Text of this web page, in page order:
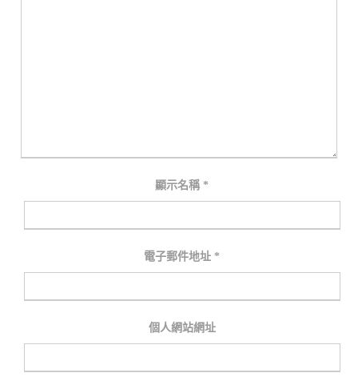
顯示名稱 *
電子郵件地址 *
個人網站網址